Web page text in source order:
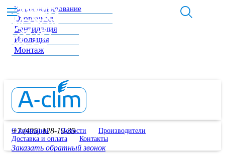
Кондиционирование
Отопление
Вентиляция
Изоляция
Монтаж
+7 (495) 128-19-35
Заказать обратный звонок
О компании Новости
Производители
Доставка и оплата
Контакты